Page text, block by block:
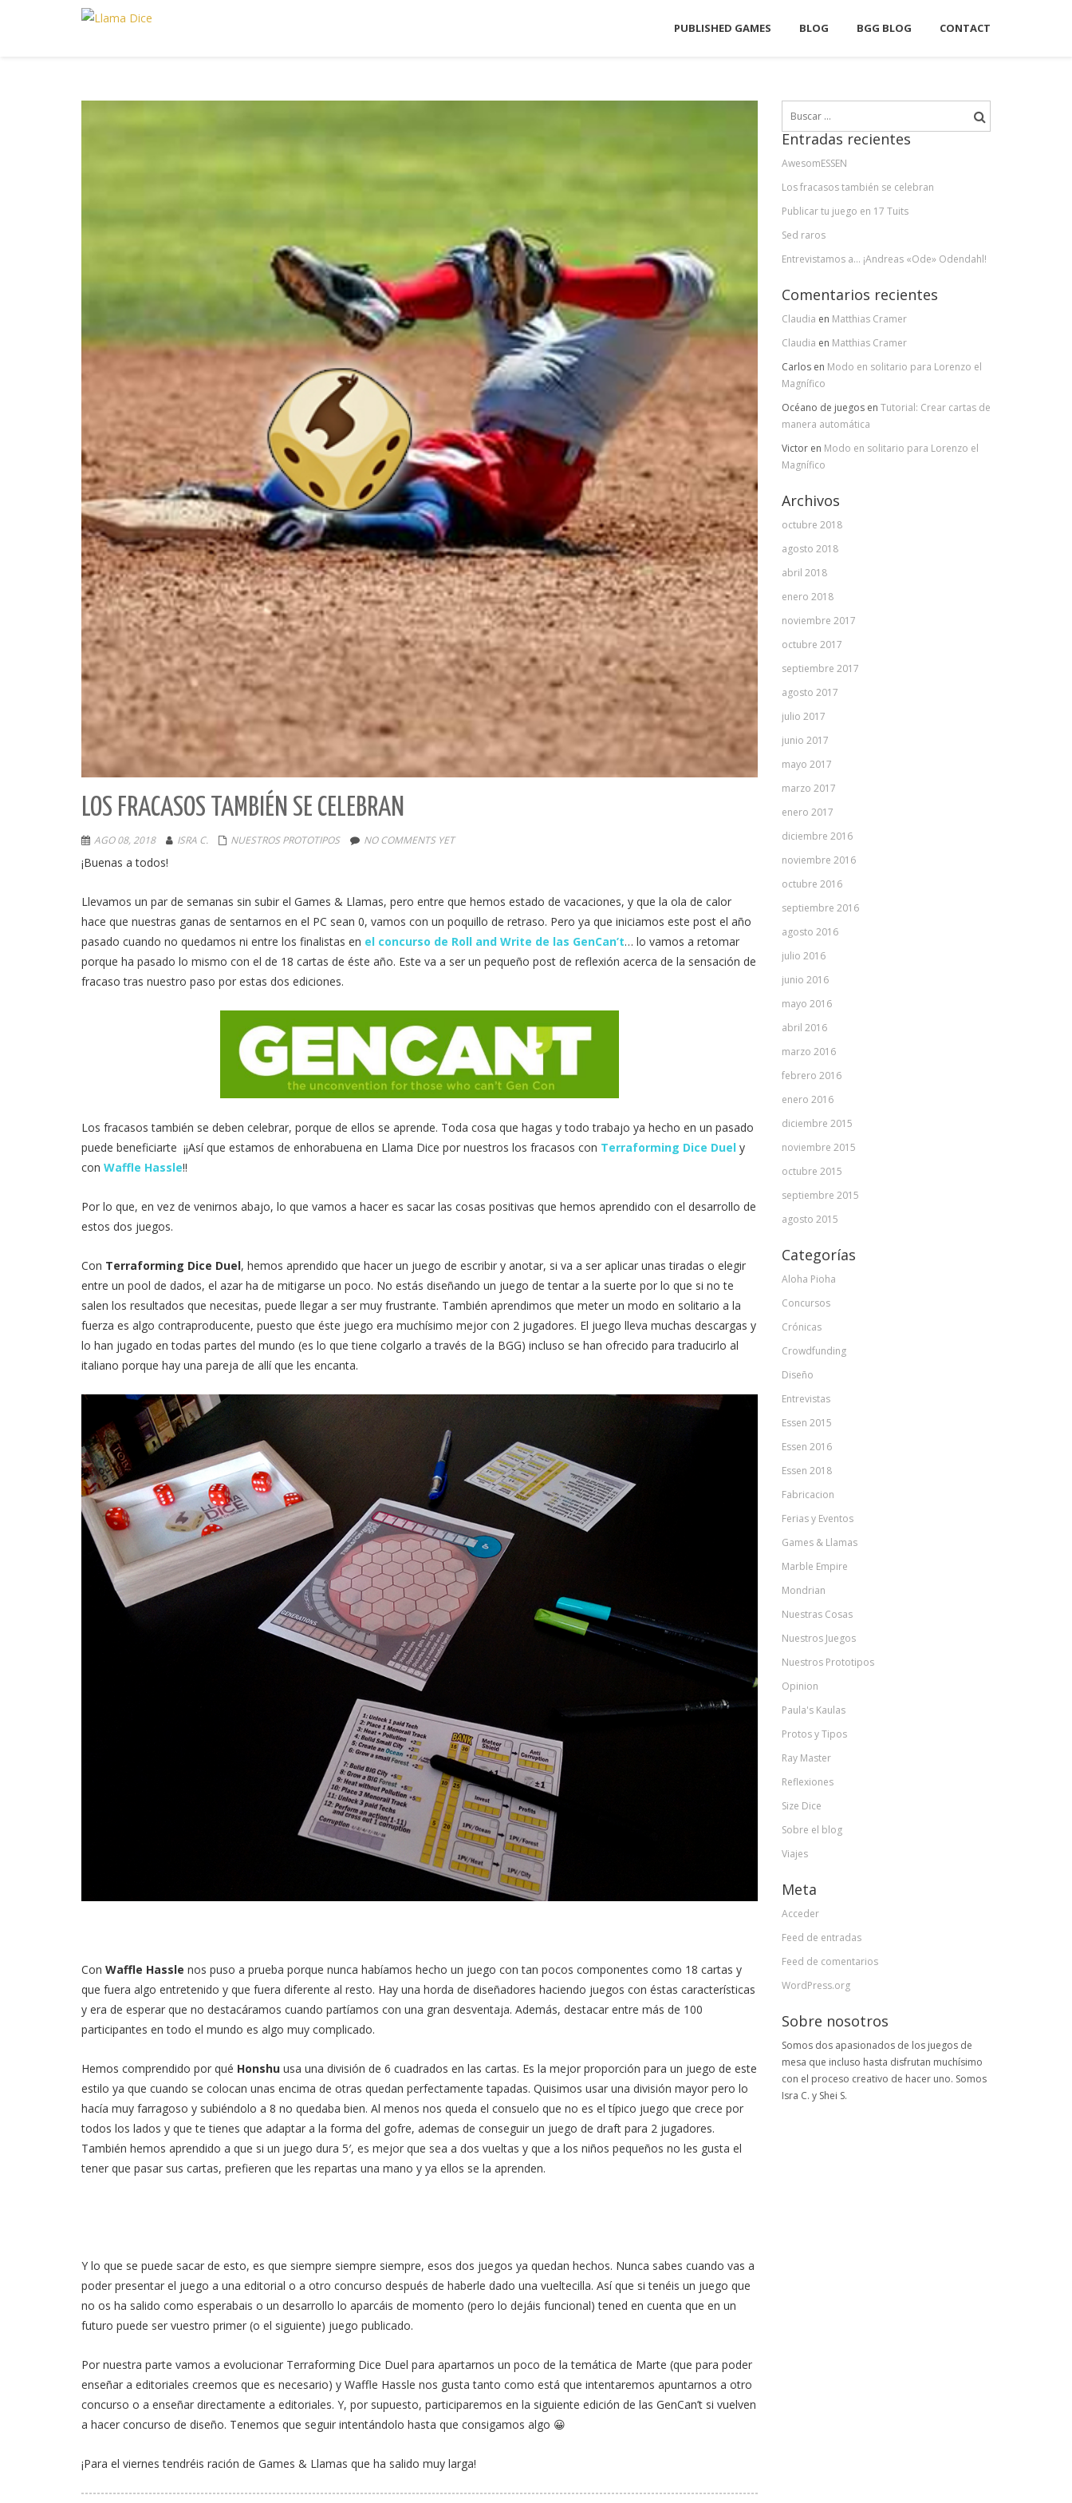
PUBLISHED GAMES BLOG BGG BLOG CONTACT
LOS FRACASOS TAMBIÉN SE CELEBRAN
AGO 08, 2018 ISRA C. NUESTROS PROTOTIPOS NO COMMENTS YET
¡Buenas a todos!
Llevamos un par de semanas sin subir el Games & Llamas, pero entre que hemos estado de vacaciones, y que la ola de calor
hace que nuestras ganas de sentarnos en el PC sean 0, vamos con un poquillo de retraso. Pero ya que iniciamos este post el año
pasado cuando no quedamos ni entre los finalistas en el concurso de Roll and Write de las GenCan’t… lo vamos a retomar
porque ha pasado lo mismo con el de 18 cartas de éste año. Este va a ser un pequeño post de reflexión acerca de la sensación de
fracaso tras nuestro paso por estas dos ediciones.
Los fracasos también se deben celebrar, porque de ellos se aprende. Toda cosa que hagas y todo trabajo ya hecho en un pasado
puede beneficiarte ¡¡Así que estamos de enhorabuena en Llama Dice por nuestros los fracasos con Terraforming Dice Duel y
con Waffle Hassle!!
Por lo que, en vez de venirnos abajo, lo que vamos a hacer es sacar las cosas positivas que hemos aprendido con el desarrollo de
estos dos juegos.
Con Terraforming Dice Duel, hemos aprendido que hacer un juego de escribir y anotar, si va a ser aplicar unas tiradas o elegir
entre un pool de dados, el azar ha de mitigarse un poco. No estás diseñando un juego de tentar a la suerte por lo que si no te
salen los resultados que necesitas, puede llegar a ser muy frustrante. También aprendimos que meter un modo en solitario a la
fuerza es algo contraproducente, puesto que éste juego era muchísimo mejor con 2 jugadores. El juego lleva muchas descargas y
lo han jugado en todas partes del mundo (es lo que tiene colgarlo a través de la BGG) incluso se han ofrecido para traducirlo al
italiano porque hay una pareja de allí que les encanta.
Con Waffle Hassle nos puso a prueba porque nunca habíamos hecho un juego con tan pocos componentes como 18 cartas y
que fuera algo entretenido y que fuera diferente al resto. Hay una horda de diseñadores haciendo juegos con éstas características
y era de esperar que no destacáramos cuando partíamos con una gran desventaja. Además, destacar entre más de 100
participantes en todo el mundo es algo muy complicado.
Hemos comprendido por qué Honshu usa una división de 6 cuadrados en las cartas. Es la mejor proporción para un juego de este
estilo ya que cuando se colocan unas encima de otras quedan perfectamente tapadas. Quisimos usar una división mayor pero lo
hacía muy farragoso y subiéndolo a 8 no quedaba bien. Al menos nos queda el consuelo que no es el típico juego que crece por
todos los lados y que te tienes que adaptar a la forma del gofre, ademas de conseguir un juego de draft para 2 jugadores.
También hemos aprendido a que si un juego dura 5′, es mejor que sea a dos vueltas y que a los niños pequeños no les gusta el
tener que pasar sus cartas, prefieren que les repartas una mano y ya ellos se la aprenden.
Y lo que se puede sacar de esto, es que siempre siempre siempre, esos dos juegos ya quedan hechos. Nunca sabes cuando vas a
poder presentar el juego a una editorial o a otro concurso después de haberle dado una vueltecilla. Así que si tenéis un juego que
no os ha salido como esperabais o un desarrollo lo aparcáis de momento (pero lo dejáis funcional) tened en cuenta que en un
futuro puede ser vuestro primer (o el siguiente) juego publicado.
Por nuestra parte vamos a evolucionar Terraforming Dice Duel para apartarnos un poco de la temática de Marte (que para poder
enseñar a editoriales creemos que es necesario) y Waffle Hassle nos gusta tanto como está que intentaremos apuntarnos a otro
concurso o a enseñar directamente a editoriales. Y, por supuesto, participaremos en la siguiente edición de las GenCan’t si vuelven
a hacer concurso de diseño. Tenemos que seguir intentándolo hasta que consigamos algo 😀
¡Para el viernes tendréis ración de Games & Llamas que ha salido muy larga!
Entradas recientes
AwesomESSEN
Los fracasos también se celebran
Publicar tu juego en 17 Tuits
Sed raros
Entrevistamos a… ¡Andreas «Ode» Odendahl!
Comentarios recientes
Claudia en Matthias Cramer
Claudia en Matthias Cramer
Carlosen Modo en solitario para Lorenzo el
Magnífico
Océano de juegosen Tutorial: Crear cartas de
manera automática
Victoren Modo en solitario para Lorenzo el
Magnífico
Archivos
octubre 2018
agosto 2018
abril 2018
enero 2018
noviembre 2017
octubre 2017
septiembre 2017
agosto 2017
julio 2017
junio 2017
mayo 2017
marzo 2017
enero 2017
diciembre 2016
noviembre 2016
octubre 2016
septiembre 2016
agosto 2016
julio 2016
junio 2016
mayo 2016
abril 2016
marzo 2016
febrero 2016
enero 2016
diciembre 2015
noviembre 2015
octubre 2015
septiembre 2015
agosto 2015
Categorías
Aloha Pioha
Concursos
Crónicas
Crowdfunding
Diseño
Entrevistas
Essen 2015
Essen 2016
Essen 2018
Fabricacion
Ferias y Eventos
Games & Llamas
Marble Empire
Mondrian
Nuestras Cosas
Nuestros Juegos
Nuestros Prototipos
Opinion
Paula's Kaulas
Protos y Tipos
Ray Master
Reflexiones
Size Dice
Sobre el blog
Viajes
Meta
Acceder
Feed de entradas
Feed de comentarios
WordPress.org
Sobre nosotros
Somos dos apasionados de los juegos de
mesa que incluso hasta disfrutan muchísimo
con el proceso creativo de hacer uno. Somos
Isra C. y Shei S.